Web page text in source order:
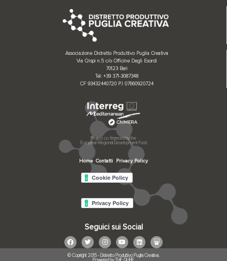
Associazione Distretto Produttivo Puglia Creativa
Via Crispi n.5 c/o Officine Degli Esordi
70123 Bari
Tel: +39 371-3087348
CF 93432440720 P.I 07660920724
Project co-financed by the
European Regional Development Fund
Home Contatti Privacy Policy
Seguici sui Social
© Copiright 2015 - Distretto Produttivo Puglia Creativa.